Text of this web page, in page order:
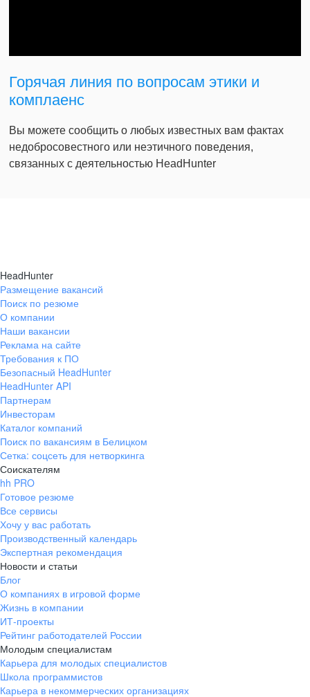
Горячая линия по вопросам этики и
комплаенс
Вы можете сообщить о любых известных вам фактах
недобросовестного или неэтичного поведения,
связанных с деятельностью HeadHunter
HeadHunter
Размещение вакансий
Поиск по резюме
О компании
Наши вакансии
Реклама на сайте
Требования к ПО
Безопасный HeadHunter
HeadHunter API
Партнерам
Инвесторам
Каталог компаний
Поиск по вакансиям в Белицком
Сетка: соцсеть для нетворкинга
Соискателям
hh PRO
Готовое резюме
Все сервисы
Хочу у вас работать
Производственный календарь
Экспертная рекомендация
Новости и статьи
Блог
О компаниях в игровой форме
Жизнь в компании
ИТ-проекты
Рейтинг работодателей России
Молодым специалистам
Карьера для молодых специалистов
Школа программистов
Карьера в некоммерческих организациях